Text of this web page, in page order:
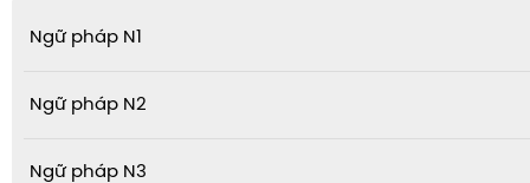
Ngữ pháp N1
Ngữ pháp N2
Ngữ pháp N3